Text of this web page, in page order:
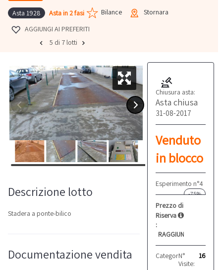
Asta 1928 Asta in 2 fasi Bilance
Stornara
AGGIUNGI AI PREFERITI
5 di 7 lotti
Chiusura asta:
Asta chiusa
31-08-2017
Venduto
in blocco
Esperimento n°4
-75%
Prezzo di
Riserva
:
RAGGIUNTO
Categoria: Bilance
N°
Visite:
16
Descrizione lotto
Stadera a ponte-bilico
Documentazione vendita